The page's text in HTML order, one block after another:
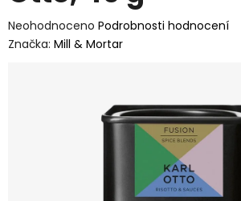
Průměrné
hodnocení
Neohodnoceno Podrobnosti hodnocení
Značka: Mill & Mortar